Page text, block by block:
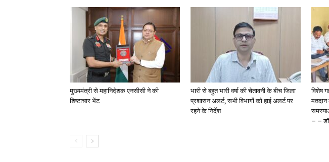
मुख्यमंत्री से महानिदेशक एनसीसी ने की
शिष्टाचार भेंट
भारी से बहुत भारी वर्षा की चेतावनी के बीच जिला
प्रशासन अलर्ट, सभी विभागों को हाई अलर्ट पर
रहने के निर्देश
विशेष
मतदान
– –